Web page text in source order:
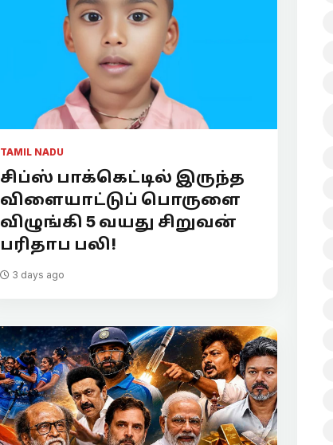
TAMIL NADU
சிப்ஸ் பாக்கெட்டில் இருந்த
விளையாட்டுப் பொருளை
விழுங்கி 5 வயது சிறுவன்
பரிதாப பலி!
3 days ago